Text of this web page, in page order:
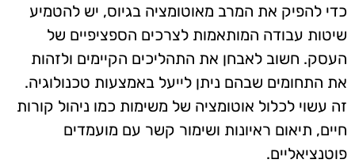
כדי להפיק את המרב מאוטומציה בגיוס, יש להטמיע
שיטות עבודה המותאמות לצרכים הספציפיים של
העסק. חשוב לאבחן את התהליכים הקיימים ולזהות
את התחומים שבהם ניתן לייעל באמצעות טכנולוגיה.
זה עשוי לכלול אוטומציה של משימות כמו ניהול קורות
חיים, תיאום ראיונות ושימור קשר עם מועמדים
פוטנציאליים.